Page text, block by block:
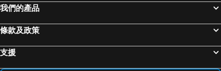
我們的產品
條款及政策
支援